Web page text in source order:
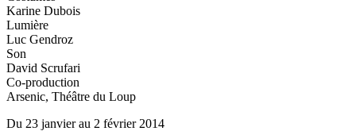
Karine Dubois
Lumière
Luc Gendroz
Son
David Scrufari
Co-production
Arsenic, Théâtre du Loup
Du 23 janvier au 2 février 2014